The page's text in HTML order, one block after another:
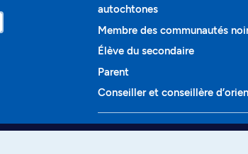
autochtones
Membre des communautés
Élève du secondaire
Parent
Conseiller et conseillère
Programmes et cours